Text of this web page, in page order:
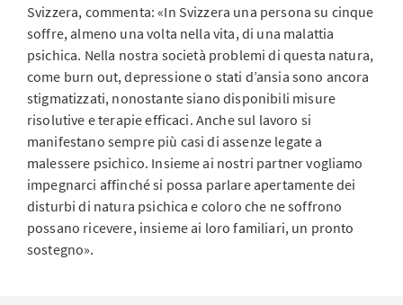
Svizzera, commenta: «In Svizzera una persona su cinque
soffre, almeno una volta nella vita, di una malattia
psichica. Nella nostra società problemi di questa natura,
come burn out, depressione o stati d’ansia sono ancora
stigmatizzati, nonostante siano disponibili misure
risolutive e terapie efficaci. Anche sul lavoro si
manifestano sempre più casi di assenze legate a
malessere psichico. Insieme ai nostri partner vogliamo
impegnarci affinché si possa parlare apertamente dei
disturbi di natura psichica e coloro che ne soffrono
possano ricevere, insieme ai loro familiari, un pronto
sostegno».